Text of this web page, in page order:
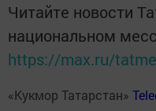
Читайте новости
национальном
https://max.ru/
«Кукмор Татарстан»